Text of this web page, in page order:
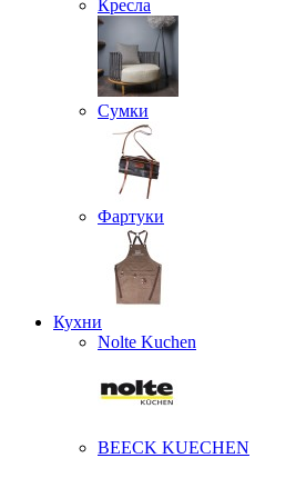
Кресла
Сумки
Фартуки
Кухни
Nolte Kuchen
BEECK KUECHEN